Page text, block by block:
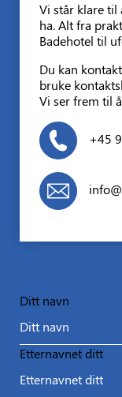
Vi står klare til
ha. Alt fra
Badehotel til
Du kan
bruke
Vi ser frem til
+45
Ditt navn
Etternavnet ditt